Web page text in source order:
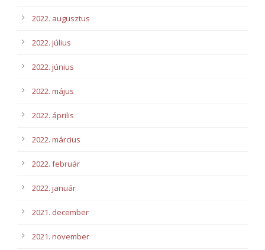
2022. augusztus
2022. július
2022. június
2022. május
2022. április
2022. március
2022. február
2022. január
2021. december
2021. november